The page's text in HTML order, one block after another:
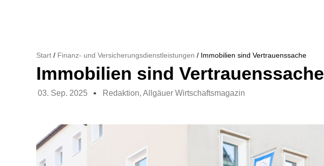
Start / Finanz- und Versicherungsdienstleistungen / Immobilien sind Vertrauenssache
Immobilien sind Vertrauenssache
03. Sep. 2025 Redaktion, Allgäuer Wirtschaftsmagazin